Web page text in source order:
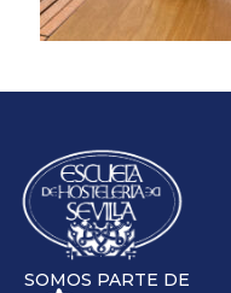
SOMOS PARTE DE